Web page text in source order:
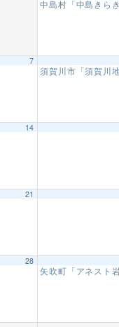
中島村「中島きら
7
須賀川市「須賀川
14
21
28
矢吹町「アネス